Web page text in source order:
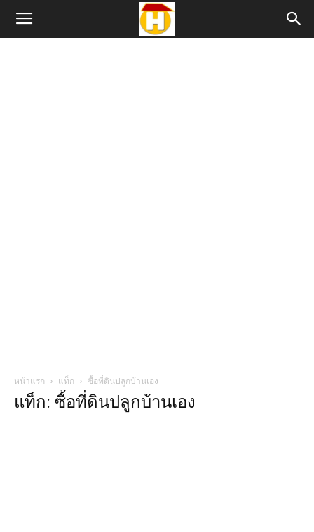
หน้าแรก แท็ก ซื้อที่ดินปลูกบ้านเอง
แท็ก: ซื้อที่ดินปลูกบ้านเอง